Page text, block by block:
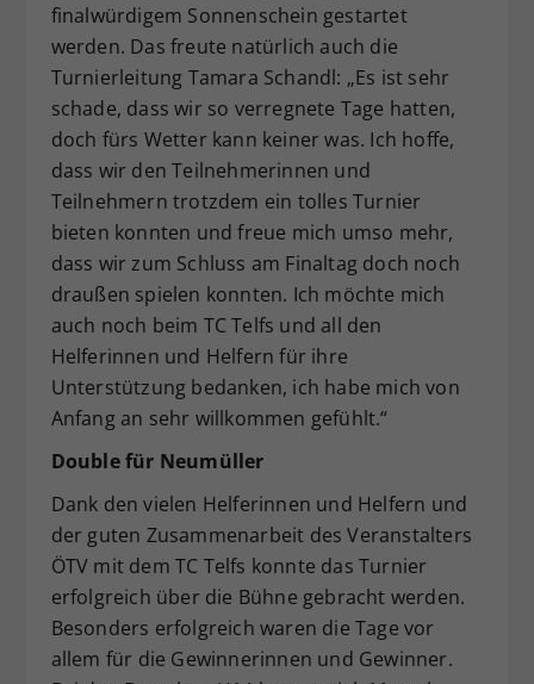
finalwürdigem Sonnenschein gestartet
werden. Das freute natürlich auch die
Turnierleitung Tamara Schandl: „Es ist sehr
schade, dass wir so verregnete Tage hatten,
doch fürs Wetter kann keiner was. Ich hoffe,
dass wir den Teilnehmerinnen und
Teilnehmern trotzdem ein tolles Turnier
bieten konnten und freue mich umso mehr,
dass wir zum Schluss am Finaltag doch noch
draußen spielen konnten. Ich möchte mich
auch noch beim TC Telfs und all den
Helferinnen und Helfern für ihre
Unterstützung bedanken, ich habe mich von
Anfang an sehr willkommen gefühlt.“
Double für Neumüller
Dank den vielen Helferinnen und Helfern und
der guten Zusammenarbeit des Veranstalters
ÖTV mit dem TC Telfs konnte das Turnier
erfolgreich über die Bühne gebracht werden.
Besonders erfolgreich waren die Tage vor
allem für die Gewinnerinnen und Gewinner.